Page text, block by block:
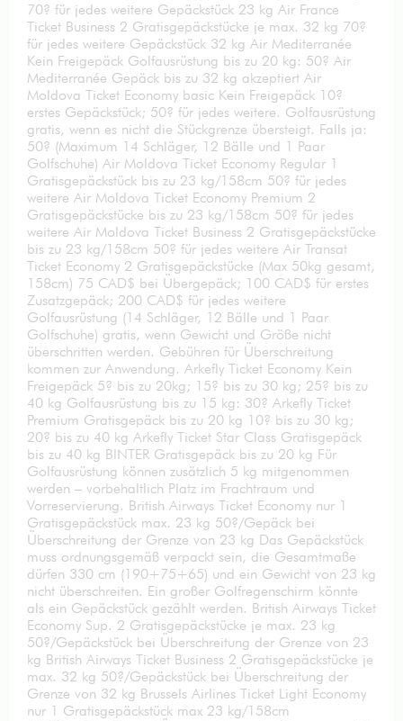
70? für jedes weitere Gepäckstück 23 kg Air France
Ticket Business 2 Gratisgepäckstücke je max. 32 kg 70?
für jedes weitere Gepäckstück 32 kg Air Mediterranée
Kein Freigepäck Golfausrüstung bis zu 20 kg: 50? Air
Mediterranée Gepäck bis zu 32 kg akzeptiert Air
Moldova Ticket Economy basic Kein Freigepäck 10?
erstes Gepäckstück; 50? für jedes weitere. Golfausrüstung
gratis, wenn es nicht die Stückgrenze übersteigt. Falls ja:
50? (Maximum 14 Schläger, 12 Bälle und 1 Paar
Golfschuhe) Air Moldova Ticket Economy Regular 1
Gratisgepäckstück bis zu 23 kg/158cm 50? für jedes
weitere Air Moldova Ticket Economy Premium 2
Gratisgepäckstücke bis zu 23 kg/158cm 50? für jedes
weitere Air Moldova Ticket Business 2 Gratisgepäckstücke
bis zu 23 kg/158cm 50? für jedes weitere Air Transat
Ticket Economy 2 Gratisgepäckstücke (Max 50kg gesamt,
158cm) 75 CAD$ bei Übergepäck; 100 CAD$ für erstes
Zusatzgepäck; 200 CAD$ für jedes weitere
Golfausrüstung (14 Schläger, 12 Bälle und 1 Paar
Golfschuhe) gratis, wenn Gewicht und Größe nicht
überschritten werden. Gebühren für Überschreitung
kommen zur Anwendung. Arkefly Ticket Economy Kein
Freigepäck 5? bis zu 20kg; 15? bis zu 30 kg; 25? bis zu
40 kg Golfausrüstung bis zu 15 kg: 30? Arkefly Ticket
Premium Gratisgepäck bis zu 20 kg 10? bis zu 30 kg;
20? bis zu 40 kg Arkefly Ticket Star Class Gratisgepäck
bis zu 40 kg BINTER Gratisgepäck bis zu 20 kg Für
Golfausrüstung können zusätzlich 5 kg mitgenommen
werden – vorbehaltlich Platz im Frachtraum und
Vorreservierung. British Airways Ticket Economy nur 1
Gratisgepäckstück max. 23 kg 50?/Gepäck bei
Überschreitung der Grenze von 23 kg Das Gepäckstück
muss ordnungsgemäß verpackt sein, die Gesamtmaße
dürfen 330 cm (190+75+65) und ein Gewicht von 23 kg
nicht überschreiten. Ein großer Golfregenschirm könnte
als ein Gepäckstück gezählt werden. British Airways Ticket
Economy Sup. 2 Gratisgepäckstücke je max. 23 kg
50?/Gepäckstück bei Überschreitung der Grenze von 23
kg British Airways Ticket Business 2 Gratisgepäckstücke je
max. 32 kg 50?/Gepäckstück bei Überschreitung der
Grenze von 32 kg Brussels Airlines Ticket Light Economy
nur 1 Gratisgepäckstück max 23 kg/158cm